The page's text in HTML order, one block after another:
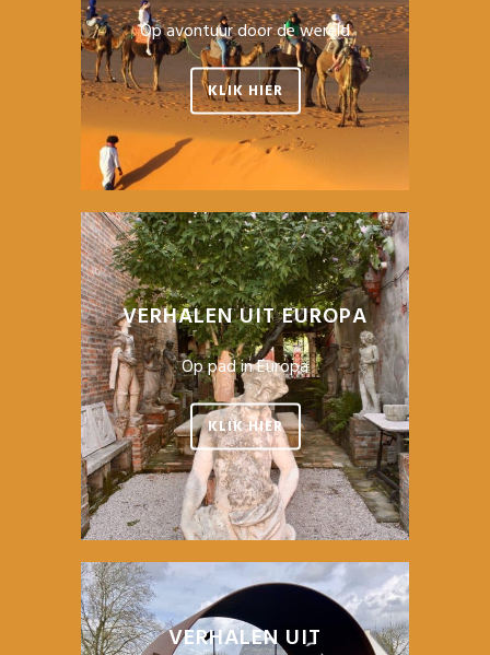
Op avontuur door de wereld
KLIK HIER
VERHALEN UIT EUROPA
Op pad in Europa
KLIK HIER
VERHALEN UIT